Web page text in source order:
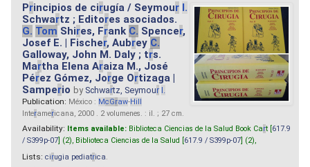
Principios de cirugía / Seymour I.
Schwartz ; Editores asociados.
G. Tom Shires, Frank C. Spencer,
Josef E. | Fischer, Aubrey C.
Galloway, John M. Daly ; trs.
Martha Elena Araiza M., José
Pérez Gómez, Jorge Ortizaga |
Samperio by Schwartz, Seymour I.
Publication: México : McGraw-Hill
Interamericana, 2000 . 2 volumenes. : il. ; 27 cm.
Availability: Items available: Biblioteca Ciencias de la Salud Book Cart [ 617.9
/ S399p-07 ] (2), Biblioteca Ciencias de la Salud [ 617.9 / S399p-07 ] (2),
Lists: cirugia pediatrica